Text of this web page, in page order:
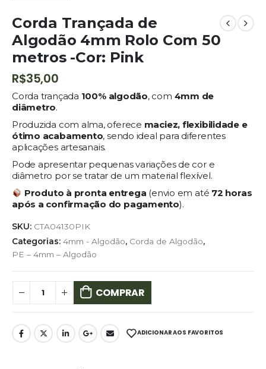
Corda Trançada de
Algodão 4mm Rolo Com 50
metros -Cor: Pink
R$35,00
Corda trançada 100% algodão, com 4mm de
diâmetro.
Produzida com alma, oferece maciez, flexibilidade e
ótimo acabamento, sendo ideal para diferentes
aplicações artesanais.
Pode apresentar pequenas variações de cor e
diâmetro por se tratar de um material flexível.
Produto à pronta entrega (envio em até 72 horas
após a confirmação do pagamento).
SKU: CTA04130PIK
Categorias: 4mm - Algodão, Corda de Algodão,
PE – 4mm – Algodão
COMPRAR
ADICIONAR AOS FAVORITOS